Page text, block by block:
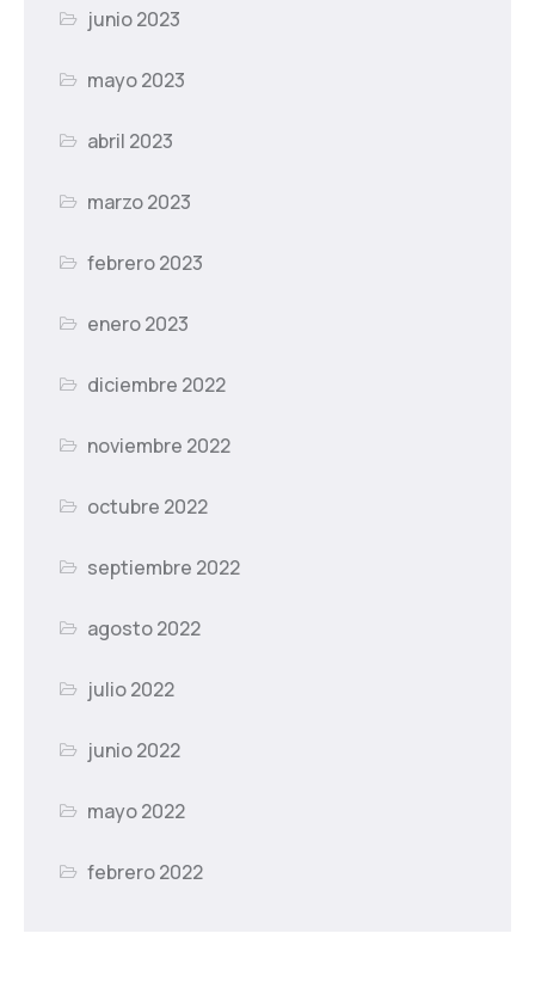
junio 2023
mayo 2023
abril 2023
marzo 2023
febrero 2023
enero 2023
diciembre 2022
noviembre 2022
octubre 2022
septiembre 2022
agosto 2022
julio 2022
junio 2022
mayo 2022
febrero 2022